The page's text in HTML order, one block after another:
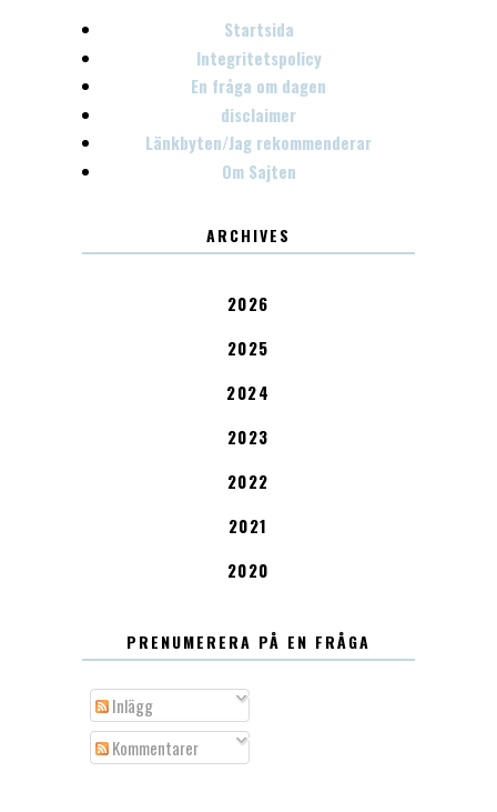
Startsida
Integritetspolicy
En fråga om dagen
disclaimer
Länkbyten/Jag rekommenderar
Om Sajten
ARCHIVES
2026
2025
2024
2023
2022
2021
2020
PRENUMERERA PÅ EN FRÅGA
Inlägg
Kommentarer